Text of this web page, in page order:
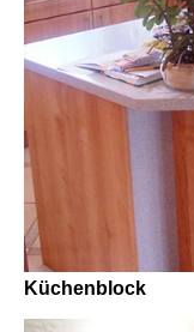
Küchenblock